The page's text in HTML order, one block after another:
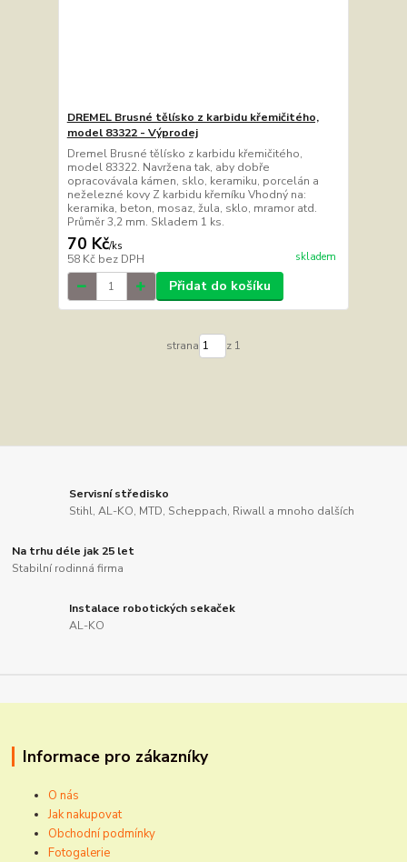
DREMEL Brusné tělísko z karbidu křemičitého,
model 83322 - Výprodej
Dremel Brusné tělísko z karbidu křemičitého,
model 83322. Navržena tak, aby dobře
opracovávala kámen, sklo, keramiku, porcelán a
neželezné kovy Z karbidu křemíku Vhodný na:
keramika, beton, mosaz, žula, sklo, mramor atd.
Průměr 3,2 mm. Skladem 1 ks.
70 Kč/ks
58 Kč bez DPH skladem
Přidat do košíku
strana z 1
Servisní středisko
Stihl, AL-KO, MTD, Scheppach, Riwall a mnoho dalších
Na trhu déle jak 25 let
Stabilní rodinná firma
Instalace robotických sekaček
AL-KO
Informace pro zákazníky
O nás
Jak nakupovat
Obchodní podmínky
Fotogalerie